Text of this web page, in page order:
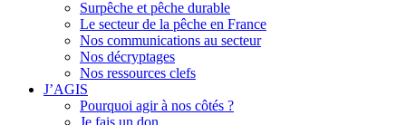
Surpêche et pêche durable
Le secteur de la pêche en France
Nos communications au secteur
Nos décryptages
Nos ressources clefs
J’AGIS
Pourquoi agir à nos côtés ?
Je fais un don